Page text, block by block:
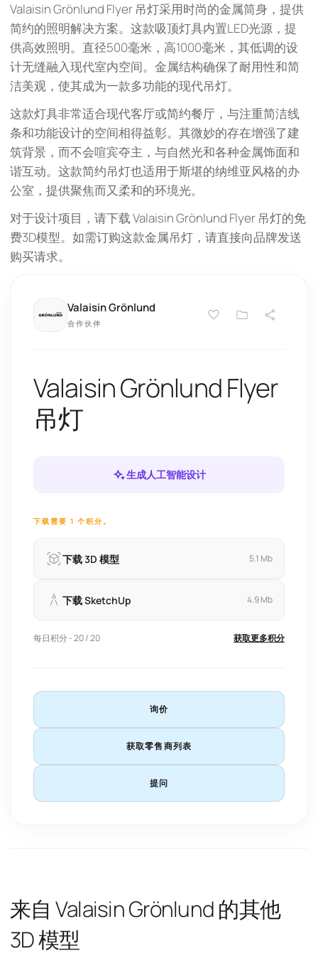
Valaisin Grönlund Flyer 吊灯采用时尚的金属筒身，提供
简约的照明解决方案。这款吸顶灯具内置LED光源，提
供高效照明。直径500毫米，高1000毫米，其低调的设
计无缝融入现代室内空间。金属结构确保了耐用性和简
洁美观，使其成为一款多功能的现代吊灯。
这款灯具非常适合现代客厅或简约餐厅，与注重简洁线
条和功能设计的空间相得益彰。其微妙的存在增强了建
筑背景，而不会喧宾夺主，与自然光和各种金属饰面和
谐互动。这款简约吊灯也适用于斯堪的纳维亚风格的办
公室，提供聚焦而又柔和的环境光。
对于设计项目，请下载 Valaisin Grönlund Flyer 吊灯的免
费3D模型。如需订购这款金属吊灯，请直接向品牌发送
购买请求。
Valaisin Grönlund
合作伙伴
Valaisin Grönlund Flyer
吊灯
生成人工智能设计
下载需要 1 个积分。
下载 3D 模型 5.1 Mb
下载 SketchUp 4.9 Mb
每日积分 - 20 / 20 获取更多积分
询价
获取零售商列表
提问
来自 Valaisin Grönlund 的其他
3D 模型